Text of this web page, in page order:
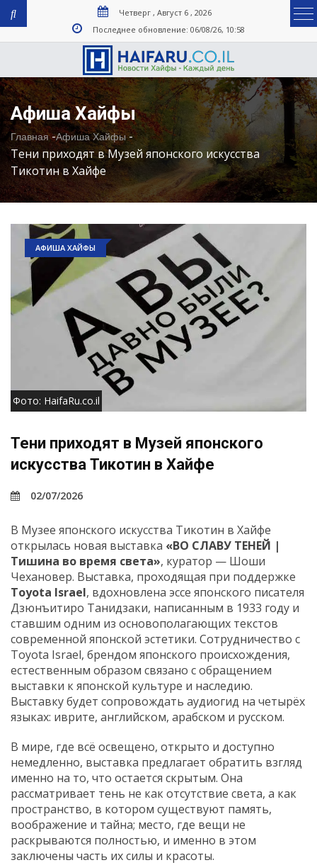
Четверг , Август 6 , 2026
Последнее обновление: 06/08/26, 10:58
Афиша Хайфы
Главная-Афиша Хайфы-
Тени приходят в Музей японского искусства
Тикотин в Хайфе
АФИША ХАЙФЫ
Фото: HaifaRu.co.il
Тени приходят в Музей японского
искусства Тикотин в Хайфе
02/07/2026
В Музее японского искусства Тикотин в Хайфе
открылась новая выставка «ВО СЛАВУ ТЕНЕЙ |
Тишина во время света», куратор — Шоши
Чехановер. Выставка, проходящая при поддержке
Toyota Israel, вдохновлена эссе японского писателя
Дзюнъитиро Танидзаки, написанным в 1933 году и
ставшим одним из основополагающих текстов
современной японской эстетики. Сотрудничество с
Toyota Israel, брендом японского происхождения,
естественным образом связано с обращением
выставки к японской культуре и наследию.
Выставку будет сопровождать аудиогид на четырёх
языках: иврите, английском, арабском и русском.
В мире, где всё освещено, открыто и доступно
немедленно, выставка предлагает обратить взгляд
именно на то, что остается скрытым. Она
рассматривает тень не как отсутствие света, а как
пространство, в котором существуют память,
воображение и тайна; место, где вещи не
раскрываются полностью, и именно в этом
заключены часть их силы и красоты.